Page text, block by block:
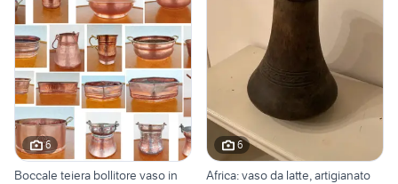
6
Boccale teiera bollitore vaso in
6
Africa: vaso da latte, artigianato